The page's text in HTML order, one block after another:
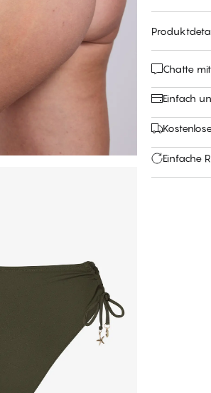
Chatte
Einfach
Einfache